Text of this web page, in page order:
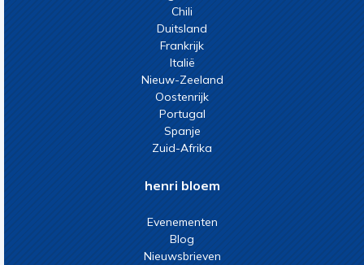
Chili
Duitsland
Frankrijk
Italië
Nieuw-Zeeland
Oostenrijk
Portugal
Spanje
Zuid-Afrika
henri bloem
Evenementen
Blog
Nieuwsbrieven